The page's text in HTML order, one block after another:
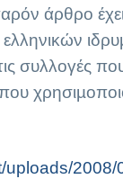
άρθρο
συλλογές
uploads/